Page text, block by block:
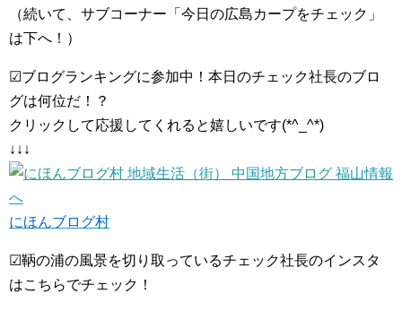
（続いて、サブコーナー「今日の広島カープをチェック」
は下へ！）
☑ブログランキングに参加中！本日のチェック社長のブロ
グは何位だ！？
クリックして応援してくれると嬉しいです(*^_^*)
↓↓↓
にほんブログ村
☑鞆の浦の風景を切り取っているチェック社長のインスタ
はこちらでチェック！